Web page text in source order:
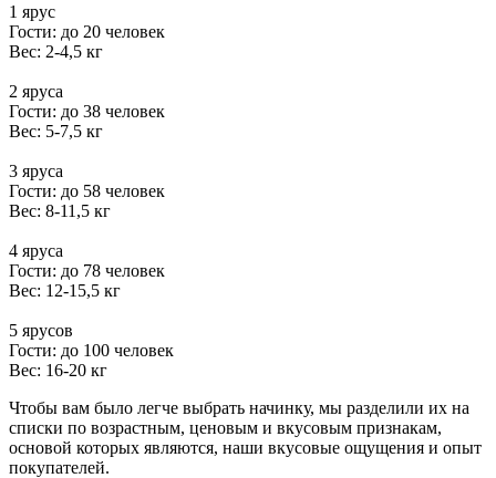
1 ярус
Гости: до 20 человек
Вес: 2-4,5 кг
2 яруса
Гости: до 38 человек
Вес: 5-7,5 кг
3 яруса
Гости: до 58 человек
Вес: 8-11,5 кг
4 яруса
Гости: до 78 человек
Вес: 12-15,5 кг
5 ярусов
Гости: до 100 человек
Вес: 16-20 кг
Чтобы вам было легче выбрать начинку, мы разделили их на
списки по возрастным, ценовым и вкусовым признакам,
основой которых являются, наши вкусовые ощущения и опыт
покупателей.